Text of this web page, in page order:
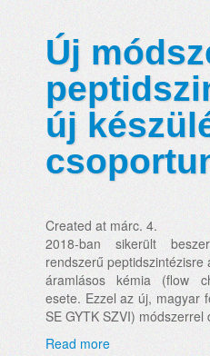
Új
új
Created at márc. 4.
2018-ban sikerült
rendszerű
áramlásos kémia (flow
esete. Ezzel az új, magyar
SE GYTK SZVI) módszerrel
Read more